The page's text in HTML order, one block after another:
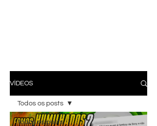
VÍDEOS
Todos os posts
Todos os posts